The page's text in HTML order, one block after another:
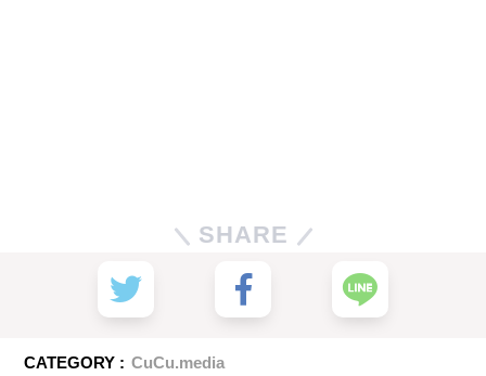
SHARE
CATEGORY : CuCu.media